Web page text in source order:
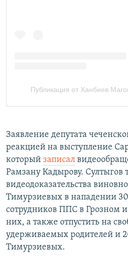
Заявление депутата
реакцией на выступление
который записал
Рамзану Кадырову. Султыгов
видеодоказательства
Тимурзиевых в нападении
сотрудников ППС в Грозном и
них, а также отпустить на
удерживаемых родителей и
Тимурзиевых.